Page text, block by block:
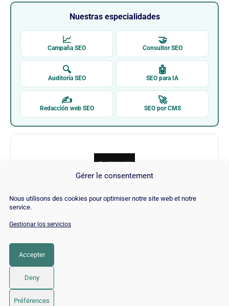
Gérer le consentement
Nous utilisons des cookies pour optimiser notre site web et notre
service.
Gestionar los servicios
Accepter
Deny
Préférences
Nuestras especialidades
📈
Campaña SEO
🤝
Consultor SEO
🔍
Auditoría SEO
🤖
SEO para IA
✍
Redacción web SEO
🚀
SEO por CMS
Internet Marketing Ninjas
CATEGORÍA
© 2026 Twaino